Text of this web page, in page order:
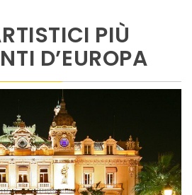
PIÙ
D’EUROPA